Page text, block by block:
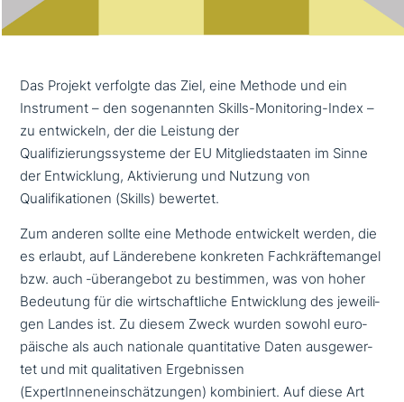
Das Projekt verfolgte das Ziel, eine Methode und ein
Instrument – den soge­nann­ten Skills-Monitoring-Index –
zu ent­wickeln, der die Leistung der
Qualifizierungssysteme der EU Mitgliedstaaten im Sinne
der Entwicklung, Aktivierung und Nutzung von
Qualifikationen (Skills) bewertet.
Zum anderen sollte eine Methode ent­wickelt werden, die
es erlaubt, auf Länderebene konkreten Fachkräftemangel
bzw. auch ‑über­an­ge­bot zu bestimmen, was von hoher
Bedeutung für die wirt­schaft­li­che Entwicklung des jewei­li­
gen Landes ist. Zu diesem Zweck wurden sowohl euro­
päi­sche als auch nationale quan­ti­ta­ti­ve Daten aus­ge­wer­
tet und mit qua­li­ta­ti­ven Ergebnissen
(ExpertInneneinschätzungen) kom­bi­niert. Auf diese Art